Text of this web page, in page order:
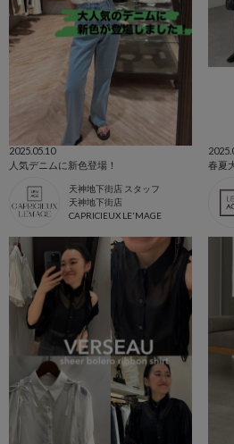
2025.05.10
人気デニムに新色登場！
天神地下街店 スタッフ
天神地下街店
CAPRICIEUX LE'MAGE
春夏